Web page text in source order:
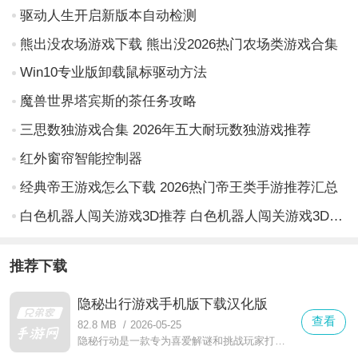
驱动人生开启新版本自动检测
熊出没农场游戏下载 熊出没2026热门农场类游戏合集
Win10专业版卸载鼠标驱动方法
魔兽世界塔宾斯的茶任务攻略
三思数独游戏合集 2026年五大耐玩数独游戏推荐
红外窗帘智能控制器
经典帝王游戏怎么下载 2026热门帝王类手游推荐汇总
白色机器人闯关游戏3D推荐 白色机器人闯关游戏3D高人气手游合集2026
推荐下载
隐秘出行游戏手机版下载汉化版
82.8 MB / 2026-05-25
隐秘行动是一款专为喜爱解谜和挑战玩家打造的游戏，如果你是逃脱游戏的粉丝或者梦想体验惊心动魄故事的人，隐秘行动会成为你无法错过的选择
查看